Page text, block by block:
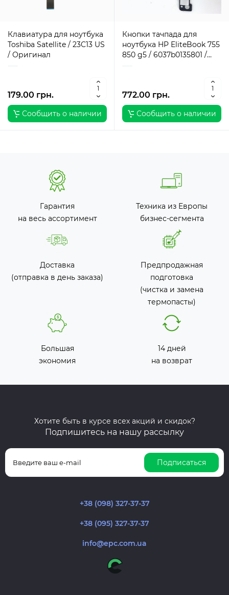
Клавиатура для ноутбука
Toshiba Satellite / 23C13 US
/ Оригинал
179.00 грн.
Сообщить о наличии
Кнопки тачпада для
ноутбука HP EliteBook 755
850 g5 / 6037b0135801 /
772.00 грн.
Сообщить о наличии
Гарантия
на весь ассортимент
Техника из Европы
бизнес-сегмента
Доставка
(отправка в день заказа)
Предпродажная
подготовка
(чистка и замена
термопасты)
Большая
экономия
14 дней
на возврат
Хотите быть в курсе всех акций и скидок?
Подпишитесь на нашу рассылку
Подписаться
+38 (098) 327-37-37
+38 (095) 327-37-37
info@epc.com.ua